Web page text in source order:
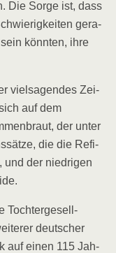
Die Sor­ge ist, dass
gera­
könn­ten, ihre
viel­sa­gen­des Zei­
auf dem
der unter
die die Refi­
und der nied­ri­gen
Toch­ter­ge­sell­
deut­scher
auf einen 115 Jah­